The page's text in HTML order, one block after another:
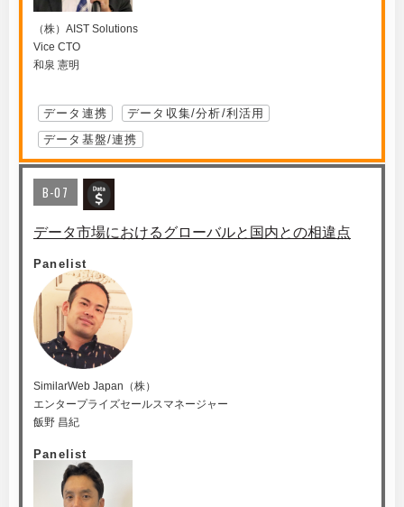
（株）AIST Solutions
Vice CTO
和泉 憲明
データ連携
データ収集/分析/利活用
データ基盤/連携
B-07
データ市場におけるグローバルと国内との相違点
Panelist
SimilarWeb Japan（株）
エンタープライズセールスマネージャー
飯野 昌紀
Panelist